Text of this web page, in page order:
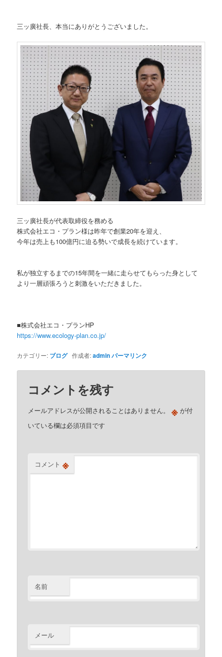
三ッ廣社長、本当にありがとうございました。
三ッ廣社長が代表取締役を務める
株式会社エコ・プラン様は昨年で創業20年を迎え、
今年は売上も100億円に迫る勢いで成長を続けています。
私が独立するまでの15年間を一緒に走らせてもらった身として
より一層頑張ろうと刺激をいただきました。
■株式会社エコ・プランHP
https://www.ecology-plan.co.jp/
カテゴリー: ブログ作成者:adminパーマリンク
コメントを残す
メールアドレスが公開されることはありません。 ※ が付
いている欄は必須項目です
コメント ※
名前
メール